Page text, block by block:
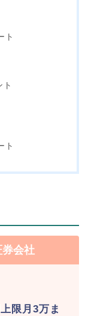
ト
ト
券会社
限月3万ま